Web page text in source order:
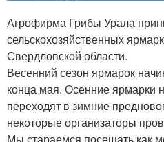
Агрофирма Грибы Урала
сельскохозяйственных
Свердловской области.
Весенний сезон ярмарок
конца мая. Осенние ярмарки
переходят в зимние
некоторые организаторы